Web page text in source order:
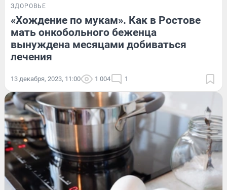
ЗДОРОВЬЕ
«Хождение по мукам». Как в Ростове
мать онкобольного беженца
вынуждена месяцами добиваться
лечения
13 декабря, 2023, 11:00 1 004 1